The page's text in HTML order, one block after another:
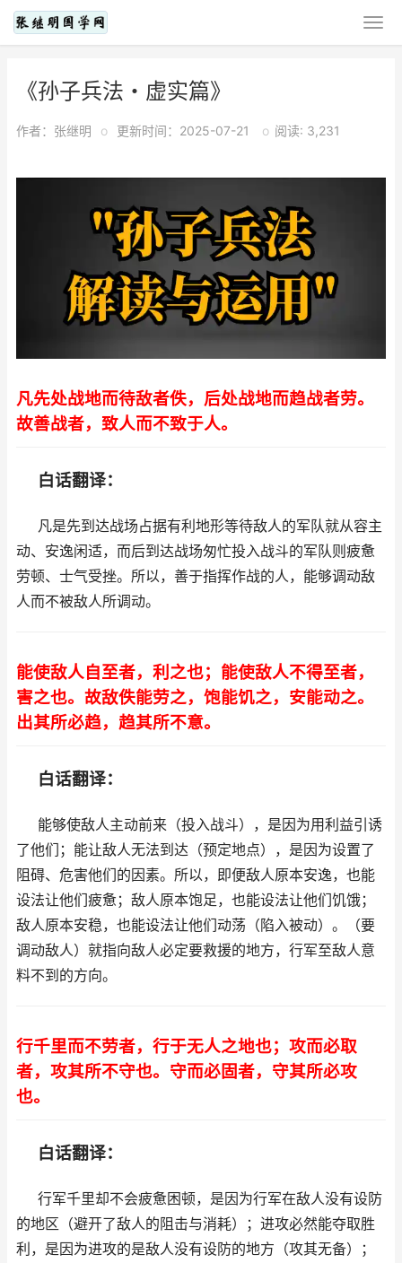
《孙子兵法・虚实篇》
作者：张继明 o 更新时间：2025-07-21 o 阅读: 3,231
凡先处战地而待敌者佚，后处战地而趋战者劳。
故善战者，致人而不致于人。
白话翻译：
凡是先到达战场占据有利地形等待敌人的军队就从容主
动、安逸闲适，而后到达战场匆忙投入战斗的军队则疲惫
劳顿、士气受挫。所以，善于指挥作战的人，能够调动敌
人而不被敌人所调动。
能使敌人自至者，利之也；能使敌人不得至者，
害之也。故敌佚能劳之，饱能饥之，安能动之。
出其所必趋，趋其所不意。
白话翻译：
能够使敌人主动前来（投入战斗），是因为用利益引诱
了他们；能让敌人无法到达（预定地点），是因为设置了
阻碍、危害他们的因素。所以，即便敌人原本安逸，也能
设法让他们疲惫；敌人原本饱足，也能设法让他们饥饿；
敌人原本安稳，也能设法让他们动荡（陷入被动）。（要
调动敌人）就指向敌人必定要救援的地方，行军至敌人意
料不到的方向。
行千里而不劳者，行于无人之地也；攻而必取
者，攻其所不守也。守而必固者，守其所必攻
也。
白话翻译：
行军千里却不会疲惫困顿，是因为行军在敌人没有设防
的地区（避开了敌人的阻击与消耗）；进攻必然能夺取胜
利，是因为进攻的是敌人没有设防的地方（攻其无备）；